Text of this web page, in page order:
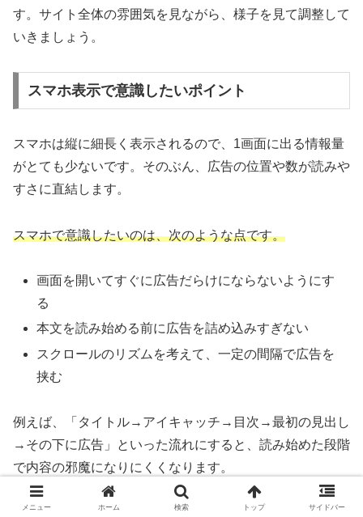
す。サイト全体の雰囲気を見ながら、様子を見て調整して
いきましょう。
スマホ表示で意識したいポイント
スマホは縦に細長く表示されるので、1画面に出る情報量
がとても少ないです。そのぶん、広告の位置や数が読みや
すさに直結します。
スマホで意識したいのは、次のような点です。
画面を開いてすぐに広告だらけにならないようにす
る
本文を読み始める前に広告を詰め込みすぎない
スクロールのリズムを考えて、一定の間隔で広告を
挟む
例えば、「タイトル→アイキャッチ→目次→最初の見出し
→その下に広告」といった流れにすると、読み始めた段階
で内容の邪魔になりにくくなります。
アフィンガー6にはスマホ専用のウィジェットも用意され
メニュー ホーム 検索 トップ サイドバー